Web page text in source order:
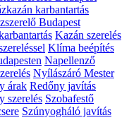
karbantartás
Budapest
Kazán szerelés
Klíma beépítés
Napellenző
Nyílászáró Mester
árak Redőny javítás
szerelés Szobafestő
Szúnyogháló javítás